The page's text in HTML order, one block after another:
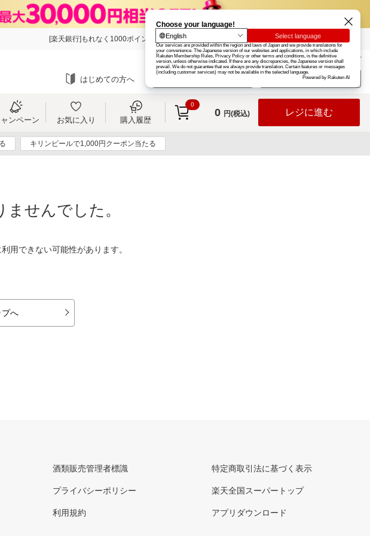
[楽天銀行]もれなく1000ポイント 楽天グループ カード
お知らせ ヘルプ
はじめての方へ ログイン
ンペーン お気に入り 購入履歴
0
0 円(税込) レジに進む
キリンビールで1,000円クーポン当たる
せんでした。
用できない可能性があります。
プへ
酒類販売管理者標識
プライバシーポリシー
利用規約
特定商取引法に基づく表示
楽天全国スーパートップ
アプリダウンロード